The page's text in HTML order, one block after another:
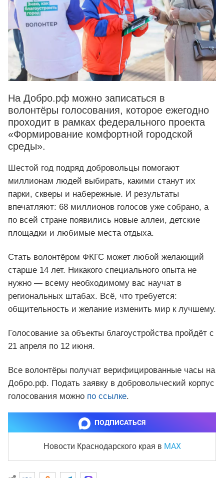
На Добро.pф можно записаться в
волонтёры голосования, которое ежегодно
проходит в рамках федерального проекта
«Формирование комфортной городской
среды».
Шестой год подряд добровольцы помогают
миллионам людей выбирать, какими станут их
парки, скверы и набережные. И результаты
впечатляют: 68 миллионов голосов уже собрано, а
по всей стране появились новые аллеи, детские
площадки и любимые места отдыха.
Стать волонтёром ФКГС может любой желающий
старше 14 лет. Никакого специального опыта не
нужно — всему необходимому вас научат в
региональных штабах. Всё, что требуется:
общительность и желание изменить мир к лучшему.
Голосование за объекты благоустройства пройдёт с
21 апреля по 12 июня.
Все волонтёры получат верифицированные часы на
Добро.pф. Подать заявку в добровольческий корпус
голосования можно по ссылке.
ПОДПИСАТЬСЯ
Новости Краснодарского края в MAX